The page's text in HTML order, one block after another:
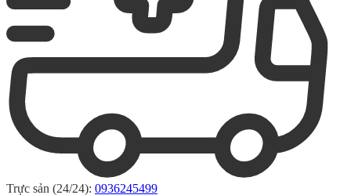
Trực sản (24/24): 0936245499